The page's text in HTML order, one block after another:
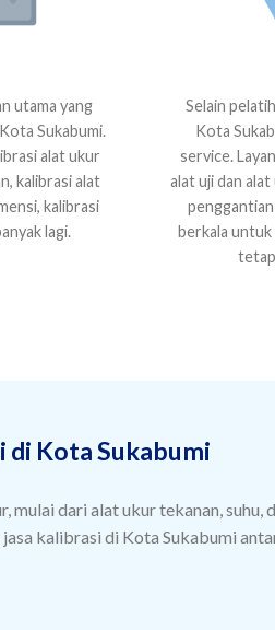
utama yang
Sukabumi.
alat ukur
kalibrasi alat
kalibrasi
lagi.
Selain
Kota
service.
alat uji dan
berkala untuk
di Kota Sukabumi
dari alat ukur tekanan, suhu,
kalibrasi di Kota Sukabumi